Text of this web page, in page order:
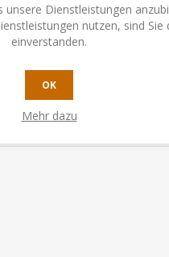
unsere Dienstleistungen
nutzen, sind Sie
einverstanden.
OK
Mehr dazu